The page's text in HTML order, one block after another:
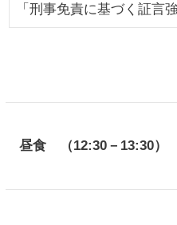
「刑事免責に基づく証言
昼食 （12:30－13:30）